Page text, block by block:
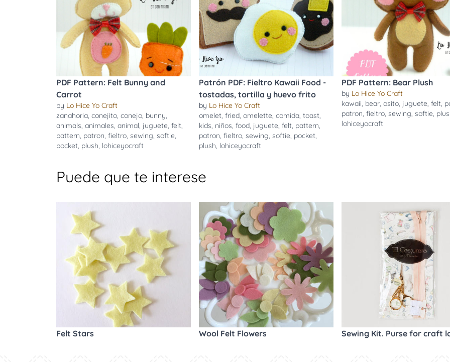
PDF Pattern: Felt Bunny and
Carrot
by Lo Hice Yo Craft
zanahoria, conejito, conejo, bunny,
animals, animales, animal, juguete, felt,
pattern, patron, fieltro, sewing, softie,
pocket, plush, lohiceyocraft
Patrón PDF: Fieltro Kawaii Food -
tostadas, tortilla y huevo frito
by Lo Hice Yo Craft
omelet, fried, omelette, comida, toast,
kids, niños, food, juguete, felt, pattern,
patron, fieltro, sewing, softie, pocket,
plush, lohiceyocraft
PDF Pattern: Bear Plush
by Lo Hice Yo Craft
kawaii, bear, osito, juguete, felt,
patron, fieltro, sewing, softie,
lohiceyocraft
Puede que te interese
Felt Stars Wool Felt Flowers Sewing Kit. Purse for craft